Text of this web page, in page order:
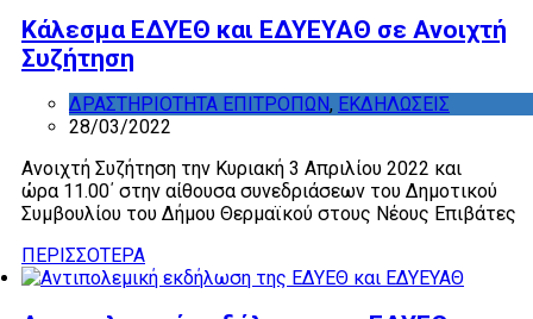
Κάλεσμα ΕΔΥΕΘ και ΕΔΥΕΥΑΘ σε Ανοιχτή
Συζήτηση
ΔΡΑΣΤΗΡΙΟΤΗΤΑ ΕΠΙΤΡΟΠΩΝ, ΕΚΔΗΛΩΣΕΙΣ
28/03/2022
Ανοιχτή Συζήτηση την Κυριακή 3 Απριλίου 2022 και
ώρα 11.00΄ στην αίθουσα συνεδριάσεων του Δημοτικού
Συμβουλίου του Δήμου Θερμαϊκού στους Νέους Επιβάτες
ΠΕΡΙΣΣΟΤΕΡΑ